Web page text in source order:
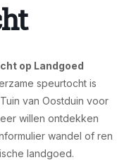
op Landgoed
speurtocht is
van Oostduin voor
willen ontdekken
wandel of ren
landgoed.